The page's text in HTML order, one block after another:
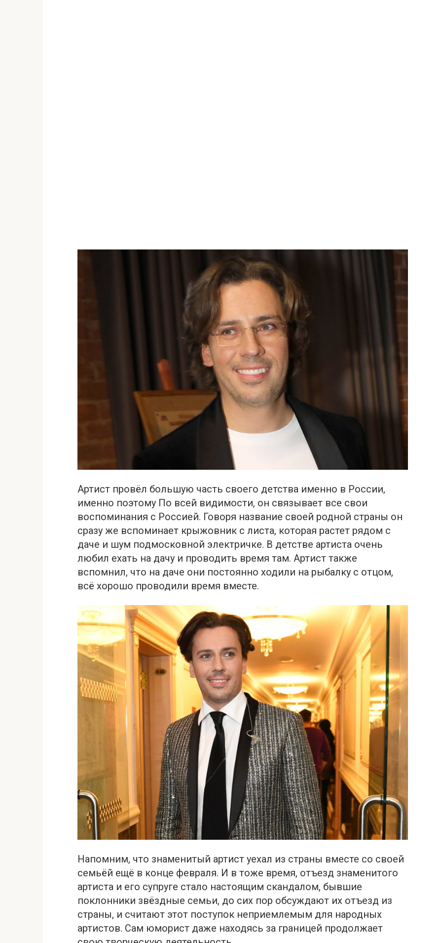
Артист провёл большую часть своего детства именно в России,
именно поэтому По всей видимости, он связывает все свои
воспоминания с Россией. Говоря название своей родной страны он
сразу же вспоминает крыжовник с листа, которая растет рядом с
даче и шум подмосковной электричке. В детстве артиста очень
любил ехать на дачу и проводить время там. Артист также
вспомнил, что на даче они постоянно ходили на рыбалку с отцом,
всё хорошо проводили время вместе.
Напомним, что знаменитый артист уехал из страны вместе со своей
семьёй ещё в конце февраля. И в тоже время, отъезд знаменитого
артиста и его супруге стало настоящим скандалом, бывшие
поклонники звёздные семьи, до сих пор обсуждают их отъезд из
страны, и считают этот поступок неприемлемым для народных
артистов. Сам юморист даже находясь за границей продолжает